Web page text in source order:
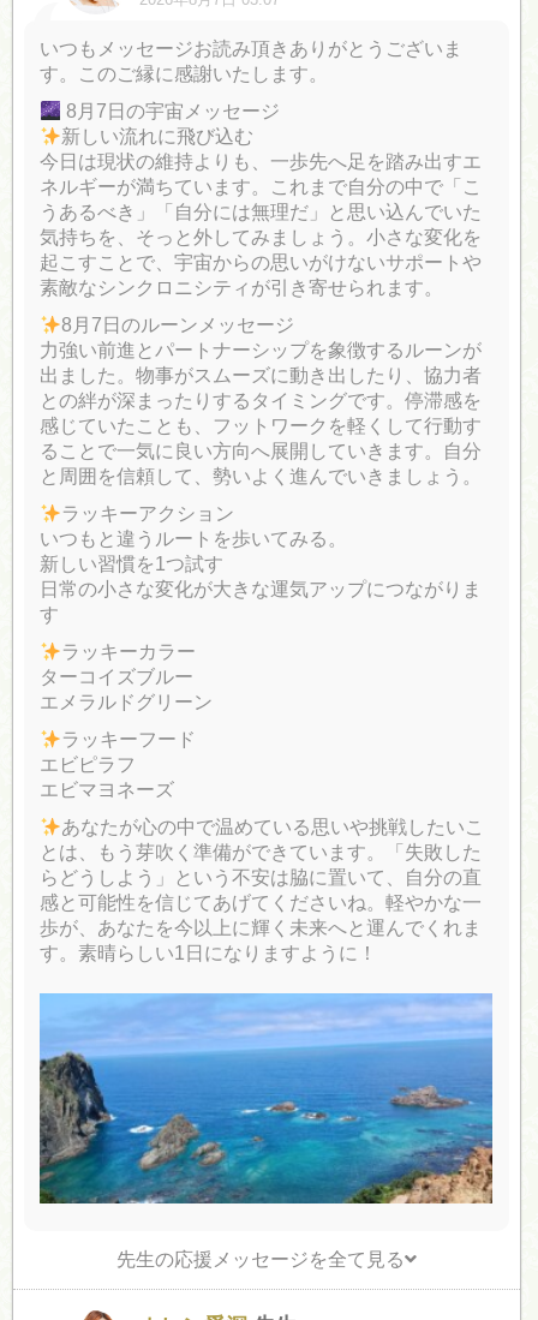
いつもメッセージお読み頂きありがとうございま
す。このご縁に感謝いたします。
8月7日の宇宙メッセージ
新しい流れに飛び込む
今日は現状の維持よりも、一歩先へ足を踏み出すエ
ネルギーが満ちています。これまで自分の中で「こ
うあるべき」「自分には無理だ」と思い込んでいた
気持ちを、そっと外してみましょう。小さな変化を
起こすことで、宇宙からの思いがけないサポートや
素敵なシンクロニシティが引き寄せられます。
8月7日のルーンメッセージ
力強い前進とパートナーシップを象徴するルーンが
出ました。物事がスムーズに動き出したり、協力者
との絆が深まったりするタイミングです。停滞感を
感じていたことも、フットワークを軽くして行動す
ることで一気に良い方向へ展開していきます。自分
と周囲を信頼して、勢いよく進んでいきましょう。
ラッキーアクション
いつもと違うルートを歩いてみる。
新しい習慣を1つ試す
日常の小さな変化が大きな運気アップにつながりま
す
ラッキーカラー
ターコイズブルー
エメラルドグリーン
ラッキーフード
エビピラフ
エビマヨネーズ
あなたが心の中で温めている思いや挑戦したいこ
とは、もう芽吹く準備ができています。「失敗した
らどうしよう」という不安は脇に置いて、自分の直
感と可能性を信じてあげてくださいね。軽やかな一
歩が、あなたを今以上に輝く未来へと運んでくれま
す。素晴らしい1日になりますように！
先生の応援メッセージを全て見る